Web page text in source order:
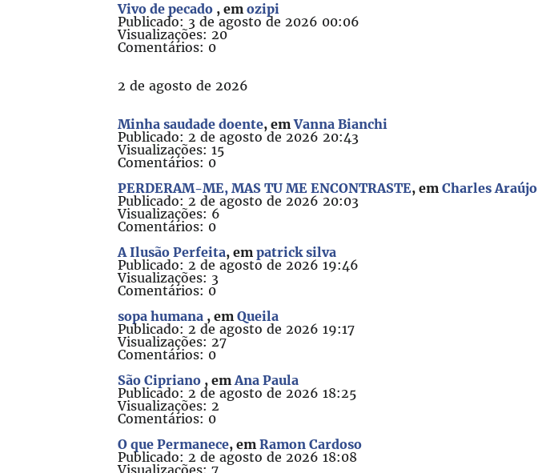
Vivo de pecado , emozipi
Publicado: 3 de agosto de 2026 00:06
Visualizações: 20
Comentários: 0
2 de agosto de 2026
Minha saudade doente, emVanna Bianchi
Publicado: 2 de agosto de 2026 20:43
Visualizações: 15
Comentários: 0
PERDERAM-ME, MAS TU ME ENCONTRASTE, emCharles Araújo
Publicado: 2 de agosto de 2026 20:03
Visualizações: 6
Comentários: 0
A Ilusão Perfeita, empatrick silva
Publicado: 2 de agosto de 2026 19:46
Visualizações: 3
Comentários: 0
sopa humana , emQueila
Publicado: 2 de agosto de 2026 19:17
Visualizações: 27
Comentários: 0
São Cipriano , emAna Paula
Publicado: 2 de agosto de 2026 18:25
Visualizações: 2
Comentários: 0
O que Permanece, emRamon Cardoso
Publicado: 2 de agosto de 2026 18:08
Visualizações: 7